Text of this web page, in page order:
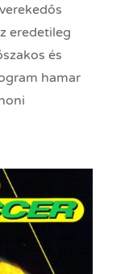
eredetileg
és
hamar